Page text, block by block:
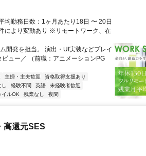
均勤務日数：1ヶ月あたり18日 〜 20日
より変動あり ※リモートワーク、在
開発を担当。 演出・UI実装などプレイ
ュー／ （前職：アニメーションPG
主婦・主夫歓迎
資格取得支援あり
経験不問 英語
未経験者歓迎
イルOK 残業なし 夜間
高還元SES